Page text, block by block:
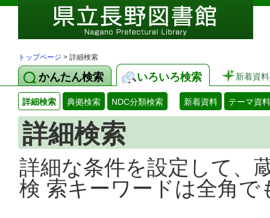
トップページ > 詳細検索
かんたん検索 いろいろ検索 新着資料
詳細検索 典拠検索 NDC分類検索 新着資料 テーマ資料
詳細検索
詳細な条件を設定して、
検 索キーワードは全角